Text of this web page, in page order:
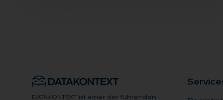
DATAKONTEXT ist einer der führenden